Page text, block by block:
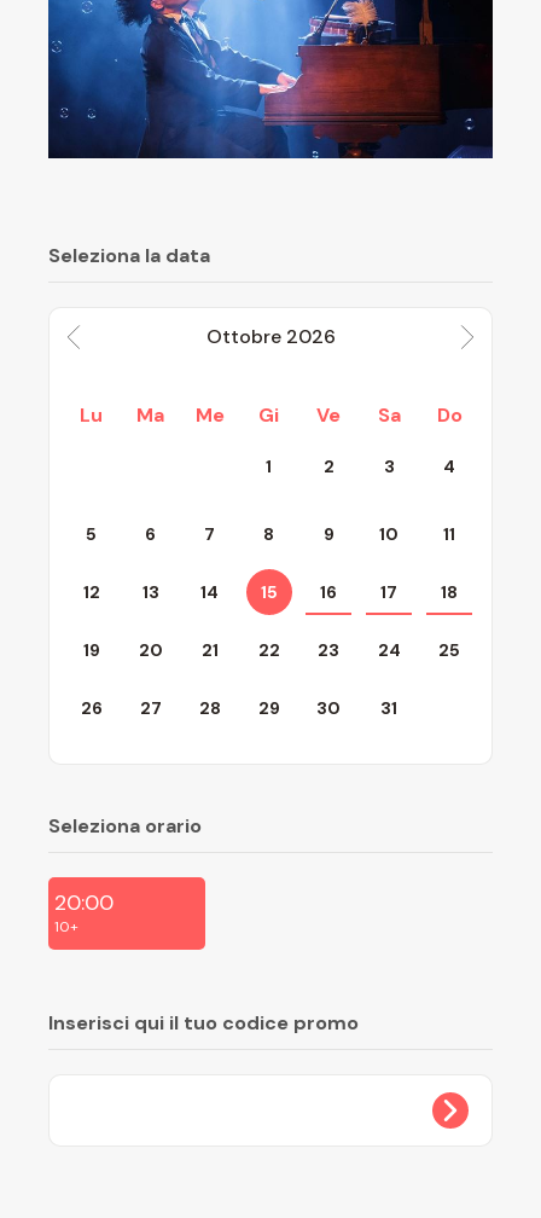
Seleziona la data
Ottobre 2026
Lu Ma Me Gi Ve Sa Do
1 2 3 4
5 6 7 8 9 10 11
12 13 14 15 16 17 18
19 20 21 22 23 24 25
26 27 28 29 30 31
Seleziona orario
20:00
10+
Inserisci qui il tuo codice promo